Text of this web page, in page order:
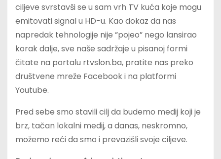
ciljeve svrstavši se u sam vrh TV kuća koje mogu
emitovati signal u HD-u. Kao dokaz da nas
napredak tehnologije nije ”pojeo” nego lansirao
korak dalje, sve naše sadržaje u pisanoj formi
čitate na portalu rtvslon.ba, pratite nas preko
društvene mreže Facebook i na platformi
Youtube.
Pred sebe smo stavili cilj da budemo medij koji je
brz, tačan lokalni medij, a danas, neskromno,
možemo reći da smo i prevazišli svoje ciljeve.